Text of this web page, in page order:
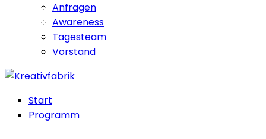
Anfragen
Awareness
Tagesteam
Vorstand
Start
Programm